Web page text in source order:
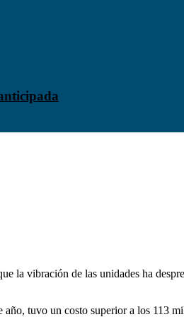
la vibración de las unidades ha
tuvo un costo superior a los 113